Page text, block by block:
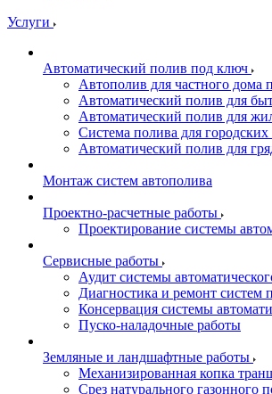
Услуги
Автоматический полив под ключ
Автополив для частного дома
Автоматический полив для
Автоматический полив для
Система полива для
Автоматический полив для
Монтаж систем автополива
Проектно-расчетные работы
Проектирование системы
Сервисные работы
Аудит системы
Диагностика и ремонт систем
Консервация системы
Пуско-наладочные работы
Земляные и ландшафтные работы
Механизированная копка
Срез натурального газонного